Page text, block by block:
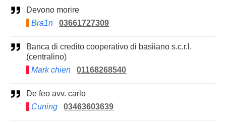
Devono morire
Bra1n
03661727309
Banca di credito cooperativo di basiiano s.c.r.l.
(centralino)
Mark chien
01168268540
De feo avv. carlo
Cuning
03463603639